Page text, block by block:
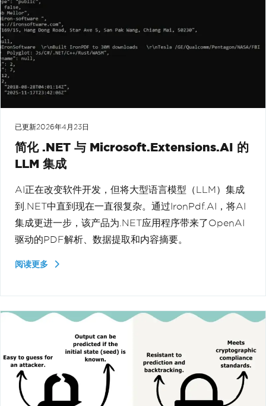
已更新2026年4月23日
简化 .NET 与 Microsoft.Extensions.AI 的
LLM 集成
AI正在改变软件开发，但将大型语言模型（LLM）集成
到.NET中直到现在一直很复杂。通过IronPdf.AI，将AI
集成更进一步，该产品为.NET应用程序带来了OpenAI
驱动的PDF解析、数据提取和内容摘要。
阅读更多